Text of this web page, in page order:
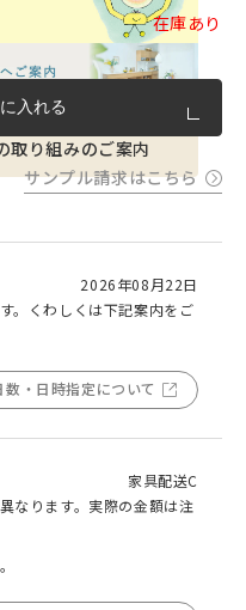
取り組みのご案内
在庫あり
入れる
サンプル請求はこちら
2026年08月22日
。くわしくは下記案内をご
・日時指定について
家具配送C
なります。実際の金額は注